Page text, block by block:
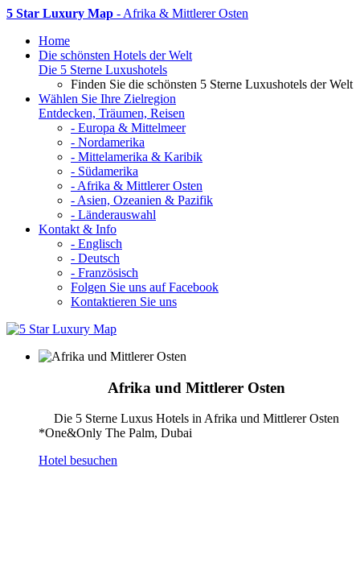
5 Star Luxury Map - Afrika & Mittlerer Osten
Home
Die schönsten Hotels der Welt
Die 5 Sterne Luxushotels
Finden Sie die schönsten 5 Sterne Luxushotels der Welt
Wählen Sie Ihre Zielregion
Entdecken, Träumen, Reisen
- Europa & Mittelmeer
- Nordamerika
- Mittelamerika & Karibik
- Südamerika
- Afrika & Mittlerer Osten
- Asien, Ozeanien & Pazifik
- Länderauswahl
Kontakt & Info
- Englisch
- Deutsch
- Französisch
Folgen Sie uns auf Facebook
Kontaktieren Sie uns
Afrika und Mittlerer Osten
Die 5 Sterne Luxus Hotels in Afrika und Mittlerer Osten
*One&Only The Palm, Dubai
Hotel besuchen